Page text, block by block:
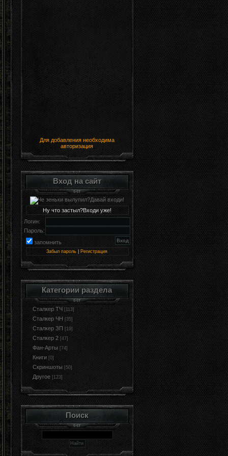
Для добавления необходима
авторизация
Вход на сайт
Ну что застыл?Входи уже!
Логин:
Пароль:
запомнить
Забыл пароль Регистрация
Категории раздела
Сталкер ТЧ [113]
Сталкер ЧН [35]
Сталкер ЗП [19]
Сталкер 2 [47]
Фан-Арты [74]
Книги [0]
Cкриншоты [50]
Другое [123]
Поиск